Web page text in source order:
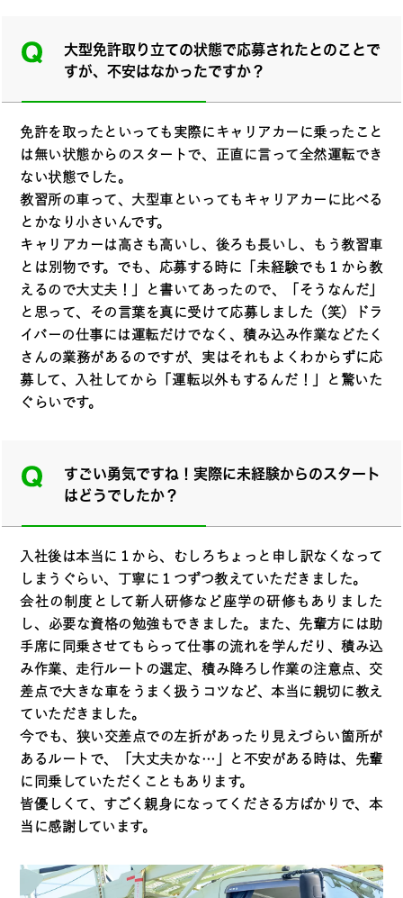
大型免許取り立ての状態で応募されたとのことで
すが、不安はなかったですか？
免許を取ったといっても実際にキャリアカーに乗ったこと
は無い状態からのスタートで、正直に言って全然運転でき
ない状態でした。
教習所の車って、大型車といってもキャリアカーに比べる
とかなり小さいんです。
キャリアカーは高さも高いし、後ろも長いし、もう教習車
とは別物です。でも、応募する時に「未経験でも１から教
えるので大丈夫！」と書いてあったので、「そうなんだ」
と思って、その言葉を真に受けて応募しました（笑）ドラ
イバーの仕事には運転だけでなく、積み込み作業などたく
さんの業務があるのですが、実はそれもよくわからずに応
募して、入社してから「運転以外もするんだ！」と驚いた
ぐらいです。
すごい勇気ですね！実際に未経験からのスタート
はどうでしたか？
入社後は本当に１から、むしろちょっと申し訳なくなって
しまうぐらい、丁寧に１つずつ教えていただきました。
会社の制度として新人研修など座学の研修もありました
し、必要な資格の勉強もできました。また、先輩方には助
手席に同乗させてもらって仕事の流れを学んだり、積み込
み作業、走行ルートの選定、積み降ろし作業の注意点、交
差点で大きな車をうまく扱うコツなど、本当に親切に教え
ていただきました。
今でも、狭い交差点での左折があったり見えづらい箇所が
あるルートで、「大丈夫かな…」と不安がある時は、先輩
に同乗していただくこともあります。
皆優しくて、すごく親身になってくださる方ばかりで、本
当に感謝しています。